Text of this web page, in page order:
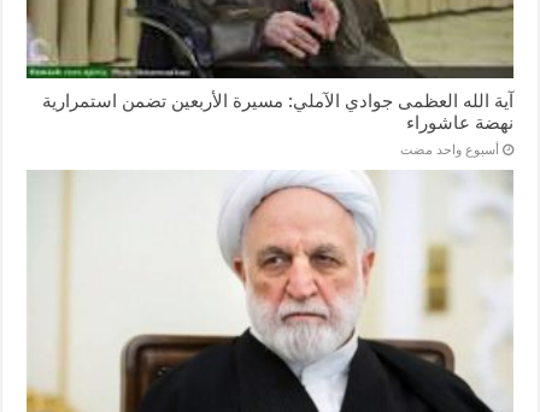
آية الله العظمى جوادي الآملي: مسيرة الأربعين تضمن استمرارية
نهضة عاشوراء
‏أسبوع واحد مضت